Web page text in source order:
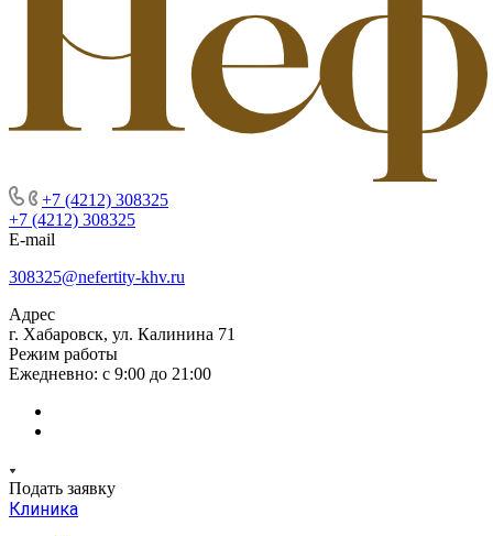
+7 (4212) 308325
+7 (4212) 308325
E-mail
308325@nefertity-khv.ru
Адрес
г. Хабаровск, ул. Калинина 71
Режим работы
Ежедневно: с 9:00 до 21:00
Подать заявку
Клиника